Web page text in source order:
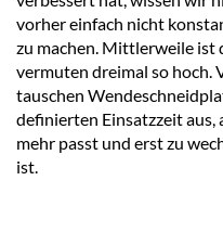
vorher einfach nicht
zu machen. Mittlerweile ist
vermuten dreimal so hoch.
tauschen
definierten Einsatzzeit
mehr passt und erst zu
ist.